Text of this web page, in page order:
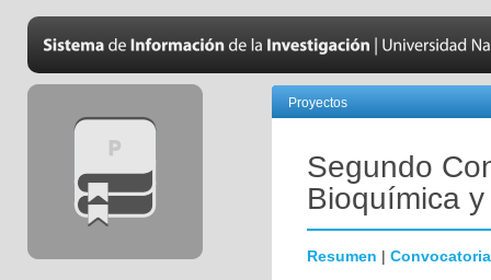
Proyectos
Segundo
Bioquímica
Resumen | Convocatoria